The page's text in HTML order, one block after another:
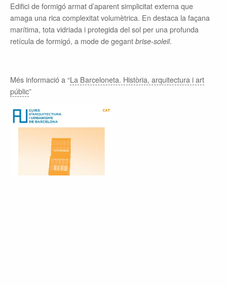
Edifici de formigó armat d’aparent simplicitat externa que
amaga una rica complexitat volumètrica. En destaca la façana
marítima, tota vidriada i protegida del sol per una profunda
retícula de formigó, a mode de gegant brise-soleil.
Més informació a “La Barceloneta. Història, arquitectura i art
públic”